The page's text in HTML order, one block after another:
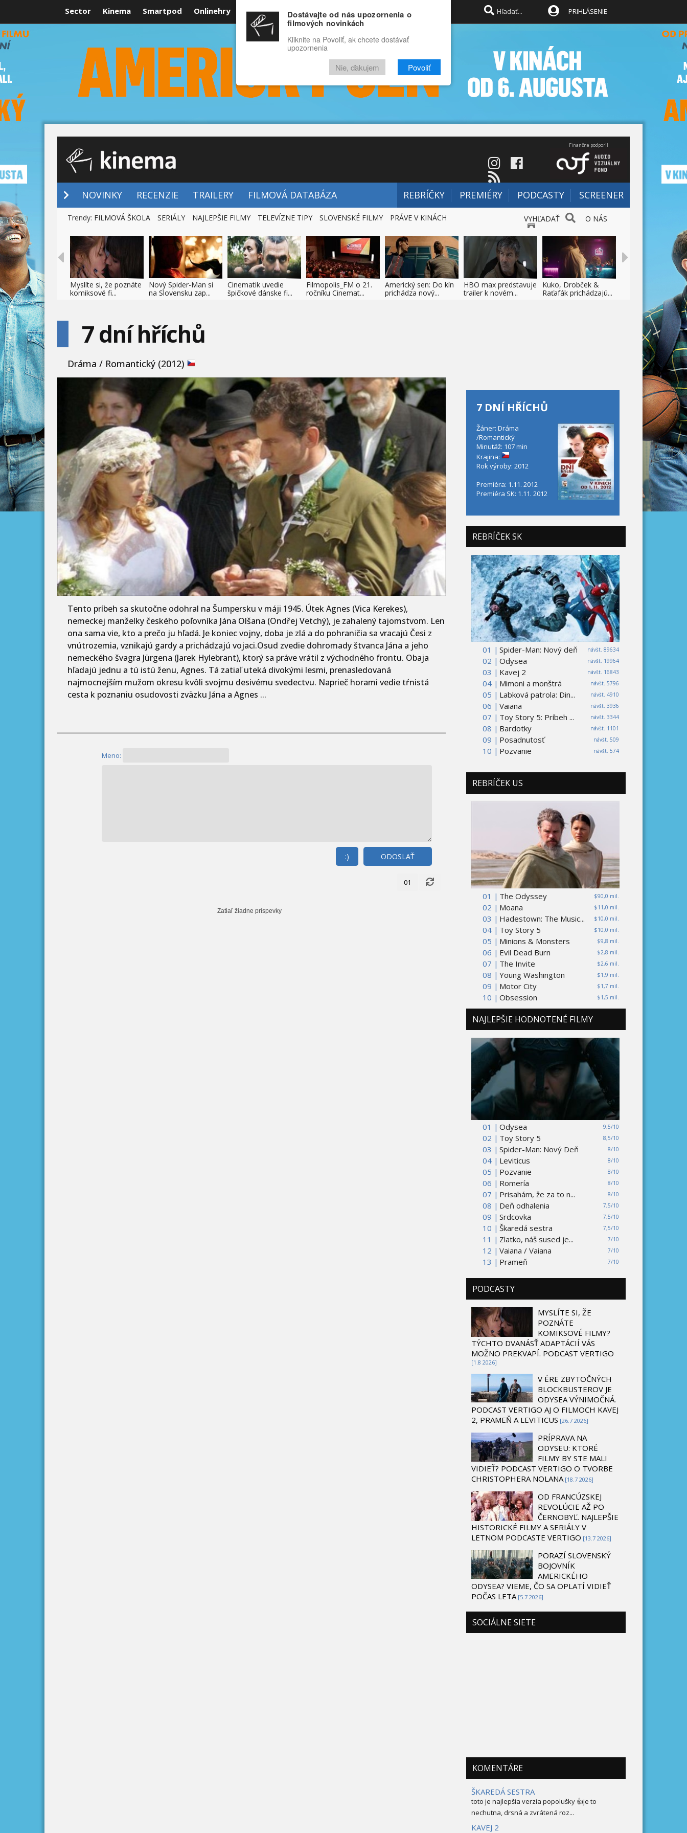
Sector Kinema Smartpod Onlinehry Rozprávky Funny Docu
RECENZIE VIDEÁ FILMY
PRIHLÁSENIE
Finančne podporil
NOVINKY RECENZIE TRAILERY FILMOVÁ DATABÁZA REBRÍČKY PREMIÉRY PODCASTY SCREENER
VYHĽADAŤ O NÁS
Trendy: FILMOVÁ ŠKOLA SERIÁLY NAJLEPŠIE FILMY TELEVÍZNE TIPY SLOVENSKÉ FILMY PRÁVE V KINÁCH
Myslíte si, že poznáte
komiksové fi...
Nový Spider-Man si
na Slovensku zap...
Cinematik uvedie
špičkové dánske fi...
Filmopolis_FM o 21.
ročníku Cinemat...
Americký sen: Do kín
prichádza nový...
HBO max predstavuje
trailer k novém...
Kuko, Drobček &
Raťafák prichádzajú...
7 dní hříchů
Dráma / Romantický (2012)
Tento príbeh sa skutočne odohral na Šumpersku v máji 1945. Útek Agnes (Vica Kerekes),
nemeckej manželky českého poľovníka Jána Olšana (Ondřej Vetchý), je zahalený tajomstvom. Len
ona sama vie, kto a prečo ju hľadá. Je koniec vojny, doba je zlá a do pohraničia sa vracajú Česi z
vnútrozemia, vznikajú gardy a prichádzajú vojaci.Osud zvedie dohromady štvanca Jána a jeho
nemeckého švagra Jürgena (Jarek Hylebrant), ktorý sa práve vrátil z východného frontu. Obaja
hľadajú jednu a tú istú ženu, Agnes. Tá zatiaľ uteká divokými lesmi, prenasledovaná
najmocnejším mužom okresu kvôli svojmu desivému svedectvu. Naprieč horami vedie tŕnistá
cesta k poznaniu osudovosti zväzku Jána a Agnes ...
Meno:
ODOSLAŤ
:)
01
Zatiaľ žiadne príspevky
7 DNÍ HŘÍCHŮ
Žáner: Dráma
/Romantický
Minutáž: 107 min
Krajina:
Rok výroby: 2012
Premiéra: 1.11. 2012
Premiéra SK: 1.11. 2012
REBRÍČEK SK
01 | návšt. 89634
Spider-Man: Nový deň
02 |
návšt. 19964
Odysea
03 |
návšt. 16843
Kavej 2
04 |
návšt. 5796
Mimoni a monštrá
05 |
návšt. 4910
Labková patrola: Din...
06 |
návšt. 3936
Vaiana
07 |
návšt. 3344
Toy Story 5: Príbeh ...
08 |
návšt. 1101
Bardotky
09 |
návšt. 509
Posadnutosť
10 |
návšt. 574
Pozvanie
REBRÍČEK US
01 | $90,0 mil.
The Odyssey
02 |
$11,0 mil.
Moana
03 |
$10,0 mil.
Hadestown: The Music...
04 |
$10,0 mil.
Toy Story 5
05 |
$9,8 mil.
Minions & Monsters
06 |
$2,8 mil.
Evil Dead Burn
07 |
$2,6 mil.
The Invite
08 |
$1,9 mil.
Young Washington
09 |
$1,7 mil.
Motor City
10 |
$1,5 mil.
Obsession
NAJLEPŠIE HODNOTENÉ FILMY
01 | 9,5/10
Odysea
02 |
8,5/10
Toy Story 5
03 |
8/10
Spider-Man: Nový Deň
04 |
8/10
Leviticus
05 |
8/10
Pozvanie
06 |
8/10
Romería
07 |
8/10
Prisahám, že za to n...
08 |
7,5/10
Deň odhalenia
09 |
7,5/10
Srdcovka
10 |
7,5/10
Škaredá sestra
11 |
7/10
Zlatko, náš sused je...
12 |
7/10
Vaiana / Vaiana
13 |
7/10
Prameň
PODCASTY
MYSLÍTE SI, ŽE
POZNÁTE
KOMIKSOVÉ FILMY?
TÝCHTO DVANÁSŤ ADAPTÁCIÍ VÁS
MOŽNO PREKVAPÍ. PODCAST VERTIGO
[1.8 2026]
V ÉRE ZBYTOČNÝCH
BLOCKBUSTEROV JE
ODYSEA VÝNIMOČNÁ.
PODCAST VERTIGO AJ O FILMOCH KAVEJ
2, PRAMEŇ A LEVITICUS [26.7 2026]
PRÍPRAVA NA
ODYSEU: KTORÉ
FILMY BY STE MALI
VIDIEŤ? PODCAST VERTIGO O TVORBE
CHRISTOPHERA NOLANA [18.7 2026]
OD FRANCÚZSKEJ
REVOLÚCIE AŽ PO
ČERNOBYĽ. NAJLEPŠIE
HISTORICKÉ FILMY A SERIÁLY V
LETNOM PODCASTE VERTIGO [13.7 2026]
PORAZÍ SLOVENSKÝ
BOJOVNÍK
AMERICKÉHO
ODYSEA? VIEME, ČO SA OPLATÍ VIDIEŤ
POČAS LETA [5.7 2026]
SOCIÁLNE SIETE
KOMENTÁRE
ŠKAREDÁ SESTRA
toto je najlepšia verzia popolušky 👍je to
nechutna, drsná a zvrátená roz...
KAVEJ 2
Dostávajte od nás upozornenia o
filmových novinkách
Kliknite na Povoliť, ak chcete dostávať
upozornenia
Nie, ďakujem Povoliť